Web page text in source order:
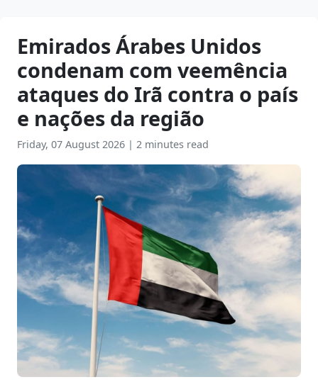
Emirados Árabes Unidos
condenam com veemência
ataques do Irã contra o país
e nações da região
Friday, 07 August 2026 | 2 minutes read